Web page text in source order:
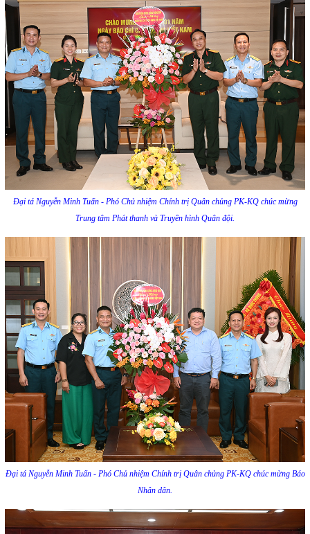
Đại tá Nguyễn Minh Tuấn - Phó Chủ nhiệm Chính trị Quân chủng PK-KQ chúc mừng
Trung tâm Phát thanh và Truyền hình Quân đội.
Đại tá Nguyễn Minh Tuấn - Phó Chủ nhiệm Chính trị Quân chủng PK-KQ chúc mừng Báo
Nhân dân.